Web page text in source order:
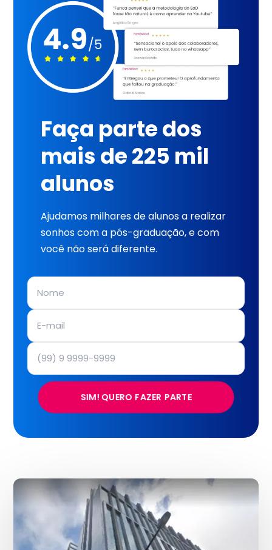
Faça parte dos
mais de 225 mil
alunos
Ajudamos milhares de alunos a realizar
sonhos com a pós-graduação, e com
você não será diferente.
SIM! QUERO FAZER PARTE